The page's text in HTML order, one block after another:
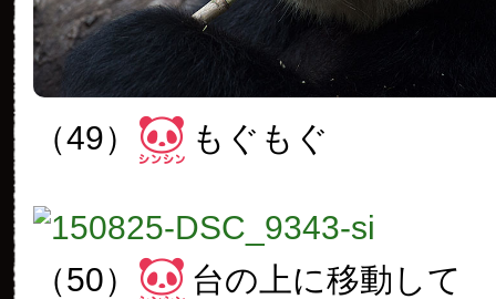
（49） もぐもぐ
（50） 台の上に移動して